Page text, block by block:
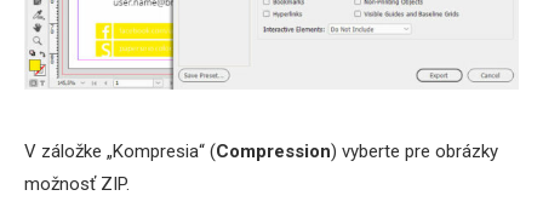
V záložke „Kompresia“ (Compression) vyberte pre obrázky
možnosť ZIP.